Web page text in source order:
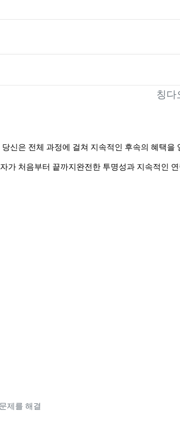
칭다
신은 전체 과정에 걸쳐 지속적인 후속의 혜택을
가 처음부터 끝까지완전한 투명성과 지속적인
제를 해결